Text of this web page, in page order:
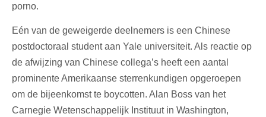
porno.
Eén van de geweigerde deelnemers is een Chinese
postdoctoraal student aan Yale universiteit. Als reactie op
de afwijzing van Chinese collega’s heeft een aantal
prominente Amerikaanse sterrenkundigen opgeroepen
om de bijeenkomst te boycotten. Alan Boss van het
Carnegie Wetenschappelijk Instituut in Washington,